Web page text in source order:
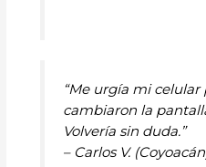
“Me urgía mi
cambiaron la
Volvería sin duda.”
– Carlos V.